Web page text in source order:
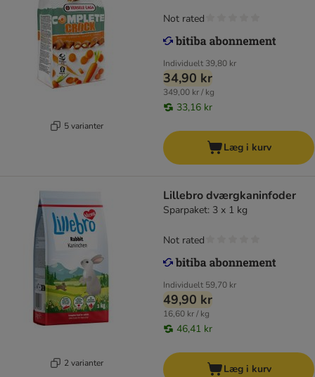
5 varianter
Individuelt 39,80 kr
34,90 kr
349,00 kr / kg
33,16 kr
Not rated
Læg i kurv
2 varianter
Lillebro dværgkaninfoder
Sparpaket: 3 x 1 kg
Individuelt 59,70 kr
49,90 kr
16,60 kr / kg
46,41 kr
Not rated
Læg i kurv